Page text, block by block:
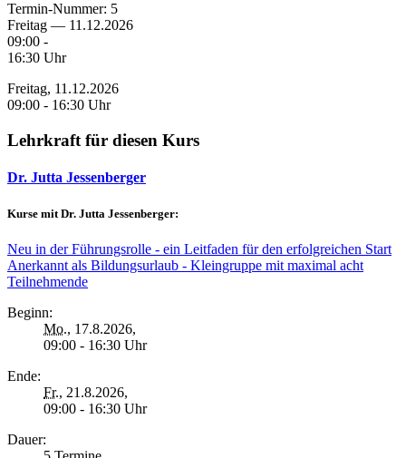
Termin-Nummer: 5
Freitag — 11.12.2026
09:00 -
16:30 Uhr
Freitag, 11.12.2026
09:00 - 16:30 Uhr
Lehrkraft für diesen Kurs
Dr. Jutta Jessenberger
Kurse mit Dr. Jutta Jessenberger:
Neu in der Führungsrolle - ein Leitfaden für den erfolgreichen Start
Anerkannt als Bildungsurlaub - Kleingruppe mit maximal acht
Teilnehmende
Beginn:
Mo., 17.8.2026,
09:00 - 16:30 Uhr
Ende:
Fr., 21.8.2026,
09:00 - 16:30 Uhr
Dauer: